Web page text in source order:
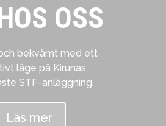
OSS
bekvämt med ett
läge på Kirunas
STF-anläggning.
Läs mer